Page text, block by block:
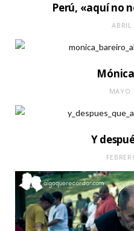
Perú, «aquí no
ABRIL
MAYO
Y